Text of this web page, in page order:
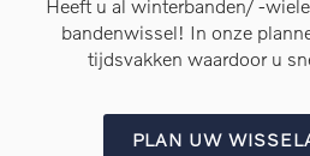
Heeft u al winterbanden/ -
bandenwissel! In onze
tijdsvakken waardoor u
PLAN UW